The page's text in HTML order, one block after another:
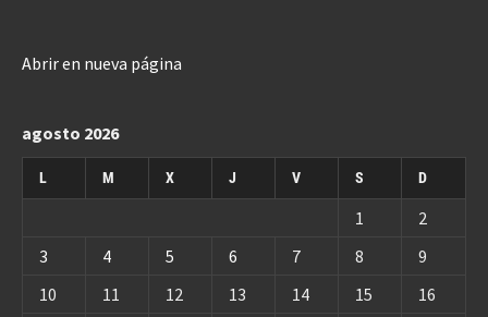
Abrir en nueva página
agosto 2026
L M X J V S D
1
2
3
4 5 6 7 8
9
10
11 12 13 14 15 16